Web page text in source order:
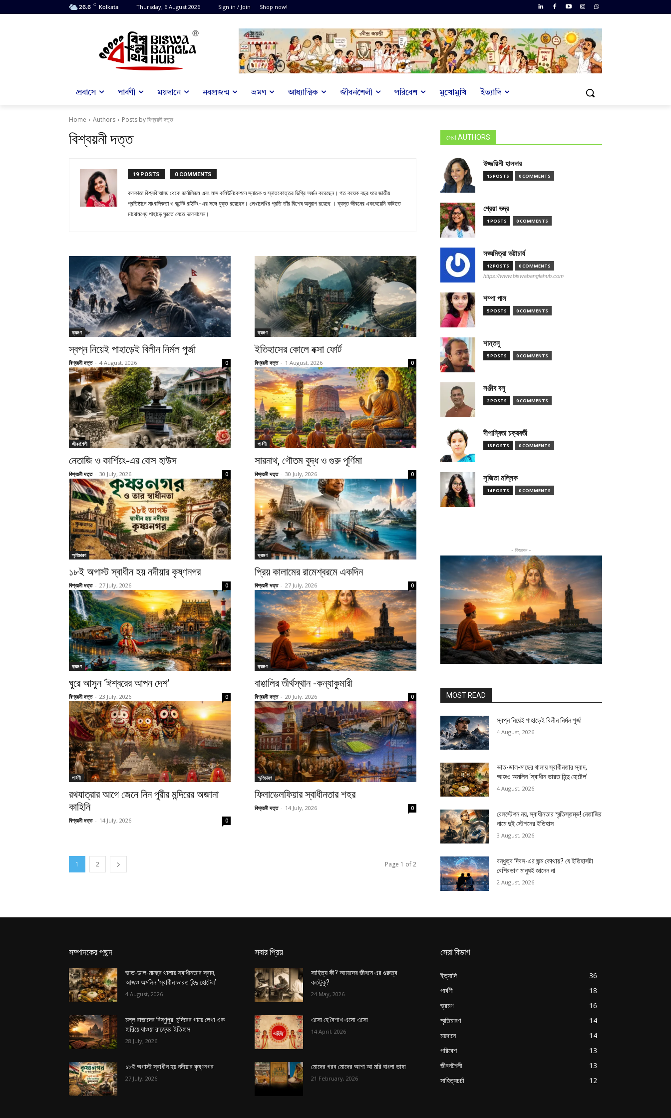
26.6 C Kolkata Thursday, 6 August 2026 Sign in / Join Shop now!
প্রবাসে পার্বণী ময়দানে নবপ্রজন্ম ভ্রমণ আধ্যাত্মিক জীবনশৈলী পরিবেশ মুখোমুখি ইত্যাদি
Home Authors Posts by বিশ্বয়নী দত্ত
বিশ্বয়নী দত্ত
19 POSTS 0 COMMENTS
কলকাতা বিশ্ববিদ্য়ালয় থেকে জার্নালিজম এবং মাস কমিউনিকেশনে স্নাতক ও স্নাতকোত্তর ডিগ্রি অর্জন করেছেন। গত কয়েক বছর ধরে জাতীয়
প্রতিষ্ঠানে সাংবাদিকতা ও কন্টেট রাইটিং-এর সঙ্গে যুক্ত রয়েছেন। লেখালেখির প্রতি তাঁর বিশেষ অনুরাগ রয়েছে । ব্যস্ত জীবনের একঘেয়েমি কাটাতে
মাঝেমধ্যে পাহাড়ে ঘুরতে যেতে ভালবাসেন।
ভ্রমণ
স্বপ্ন নিয়েই পাহাড়েই বিলীন নির্মল পুর্জা
বিশ্বয়নী দত্ত - 4 August, 2026 0
ভ্রমণ
ইতিহাসের কোলে বক্সা ফোর্ট
বিশ্বয়নী দত্ত - 1 August, 2026 0
জীবনশৈলী
নেতাজি ও কার্শিয়ং-এর বোস হাউস
বিশ্বয়নী দত্ত - 30 July, 2026 0
পার্বণী
সারনাথ, গৌতম বুদ্ধ ও গুরু পূর্ণিমা
বিশ্বয়নী দত্ত - 30 July, 2026 0
স্মৃতিচারণ
১৮ই অগাস্ট স্বাধীন হয় নদীয়ার কৃষ্ণনগর
বিশ্বয়নী দত্ত - 27 July, 2026 0
ভ্রমণ
প্রিয় কালামের রামেশ্বরমে একদিন
বিশ্বয়নী দত্ত - 27 July, 2026 0
ভ্রমণ
ঘুরে আসুন ‘ঈশ্বরের আপন দেশ’
বিশ্বয়নী দত্ত - 23 July, 2026 0
ভ্রমণ
বাঙালির তীর্থস্থান -কন্যাকুমারী
বিশ্বয়নী দত্ত - 20 July, 2026 0
পার্বণী
রথযাত্রার আগে জেনে নিন পুরীর মন্দিরের অজানা
কাহিনি
বিশ্বয়নী দত্ত - 14 July, 2026 0
স্মৃতিচারণ
ফিলাডেলফিয়ার স্বাধীনতার শহর
বিশ্বয়নী দত্ত - 14 July, 2026 0
1 2 Page 1 of 2
সেরা AUTHORS
উজ্জয়িনী হালদার
15 POSTS 0 COMMENTS
শ্রেয়া ভদ্র
1 POSTS 0 COMMENTS
সঙ্ঘমিত্রা ভট্টাচার্য
12 POSTS 0 COMMENTS
https://www.biswabanglahub.com
শম্পা পাল
5 POSTS 0 COMMENTS
শান্তনু
5 POSTS 0 COMMENTS
সঞ্জীব বসু
2 POSTS 0 COMMENTS
দীপান্বিতা চক্রবর্তী
18 POSTS 0 COMMENTS
সৃজিতা মল্লিক
14 POSTS 0 COMMENTS
- বিজ্ঞাপন -
MOST READ
স্বপ্ন নিয়েই পাহাড়েই বিলীন নির্মল পুর্জা
4 August, 2026
ভাত-ডাল-মাছের থালায় স্বাধীনতার স্বাদ,
আজও অমলিন ‘স্বাধীন ভারত হিন্দু হোটেল’
4 August, 2026
রেলস্টেশন নয়, স্বাধীনতার স্মৃতিস্তম্ভ! নেতাজির
নামে দুই স্টেশনের ইতিহাস
3 August, 2026
বন্ধুত্ব দিবস-এর জন্ম কোথায়? যে ইতিহাসটা
বেশিরভাগ মানুষই জানেন না
2 August, 2026
সম্পাদকের পছন্দ
ভাত-ডাল-মাছের থালায় স্বাধীনতার স্বাদ,
আজও অমলিন ‘স্বাধীন ভারত হিন্দু হোটেল’
4 August, 2026
মল্ল রাজাদের বিষ্ণুপুর: মন্দিরের গায়ে লেখা এক
হারিয়ে যাওয়া রাজ্যের ইতিহাস
28 July, 2026
১৮ই অগাস্ট স্বাধীন হয় নদীয়ার কৃষ্ণনগর
27 July, 2026
সবার প্রিয়
সাহিত্য কী? আমাদের জীবনে এর গুরুত্ব
কতটুকু?
24 May, 2026
এসো হে বৈশাখ এসো এসো
14 April, 2026
মোদের গরব মোদের আশা আ মরি বাংলা ভাষা
21 February, 2026
সেরা বিভাগ
ইত্যাদি
36
পার্বণী
18
ভ্রমণ
16
স্মৃতিচারণ
14
ময়দানে
14
পরিবেশ
13
জীবনশৈলী
13
সাহিত্যচর্চা
12